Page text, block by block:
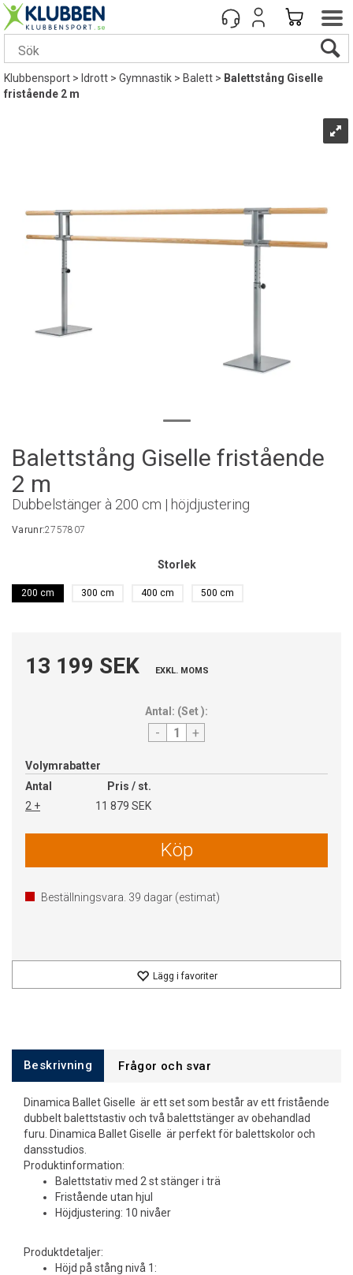
Klubbensport> Idrott>Gymnastik>Balett> Balettstång Giselle
fristående 2 m
Balettstång Giselle fristående
2 m
Dubbelstänger à 200 cm | höjdjustering
Varunr:2757807
Storlek
200 cm 300 cm 400 cm 500 cm
13 199 SEK EXKL. MOMS
Antal: (Set):
- +
Volymrabatter
Antal
Pris / st.
2 +
11 879 SEK
Köp
Beställningsvara. 39 dagar (estimat)
Lägg i favoriter
Beskrivning Frågor och svar
Dinamica Ballet Giselle är ett set som består av ett fristående
dubbelt balettstastiv och två balettstänger av obehandlad
furu. Dinamica Ballet Giselle är perfekt för balettskolor och
dansstudios.
Produktinformation:
Balettstativ med 2 st stänger i trä
Fristående utan hjul
Höjdjustering: 10 nivåer
Produktdetaljer:
Höjd på stång nivå 1: